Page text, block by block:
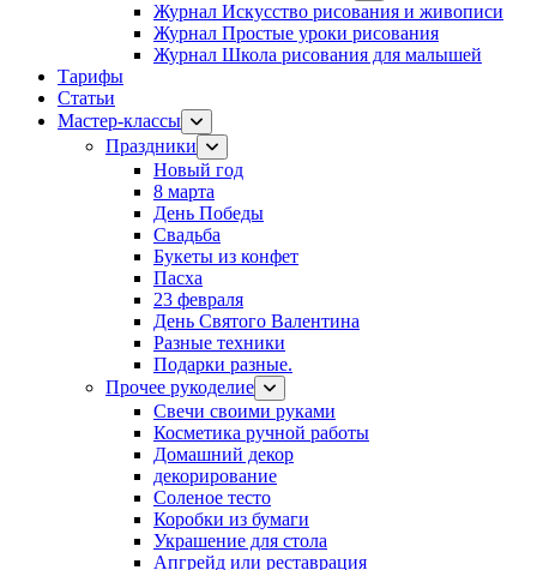
Журнал Искусство рисования и живописи
Журнал Простые уроки рисования
Журнал Школа рисования для малышей
Тарифы
Статьи
Мастер-классы
Праздники
Новый год
8 марта
День Победы
Свадьба
Букеты из конфет
Пасха
23 февраля
День Святого Валентина
Разные техники
Подарки разные.
Прочее рукоделие
Свечи своими руками
Косметика ручной работы
Домашний декор
декорирование
Соленое тесто
Коробки из бумаги
Украшение для стола
Апгрейд или реставрация